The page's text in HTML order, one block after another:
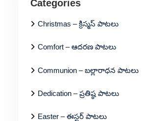
Categories
Christmas – క్రిస్మస్ పాటలు
Comfort – ఆదరణ పాటలు
Communion – బల్లారాధన పాటలు
Dedication – ప్రతిష్ఠ పాటలు
Easter – ఈస్టర్ పాటలు